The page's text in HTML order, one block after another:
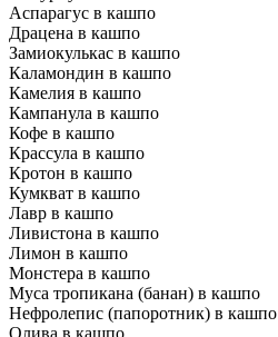
Аспарагус в кашпо
Драцена в кашпо
Замиокулькас в кашпо
Каламондин в кашпо
Камелия в кашпо
Кампанула в кашпо
Кофе в кашпо
Крассула в кашпо
Кротон в кашпо
Кумкват в кашпо
Лавр в кашпо
Ливистона в кашпо
Лимон в кашпо
Монстера в кашпо
Муса тропикана (банан) в кашпо
Нефролепис (папоротник) в кашпо